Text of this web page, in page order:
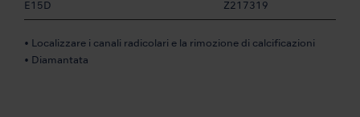
E15D Z217319
• Localizzare i canali radicolari e la rimozione di calcificazioni
• Diamantata